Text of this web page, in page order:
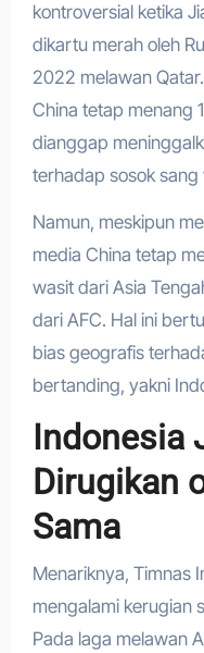
kontroversial ketika
dikartu merah oleh
2022 melawan
China tetap menang
dianggap
terhadap sosok sang
Namun, meskipun
media China tetap
wasit dari Asia
dari AFC. Hal ini
bias geografis
bertanding, yakni
Indonesia
Dirugikan
Sama
Menariknya, Timnas
mengalami kerugian
Pada laga melawan